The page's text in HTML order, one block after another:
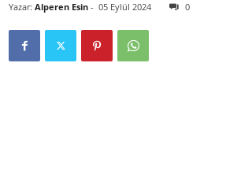
Yazar: Alperen Esin - 05 Eylül 2024 0